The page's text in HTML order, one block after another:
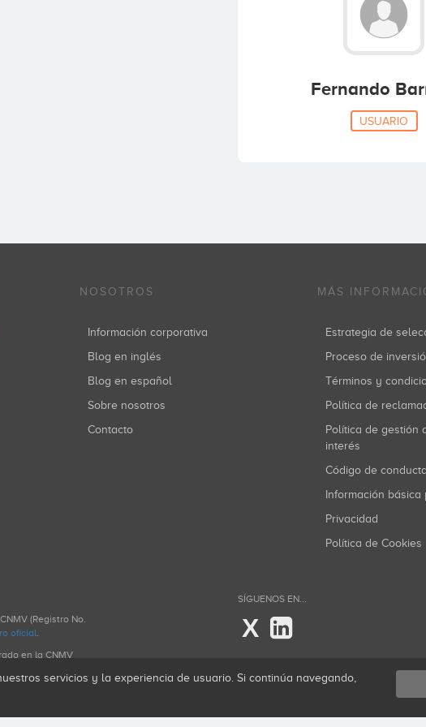
Fernando
USUARIO
NOSOTROS
Información corporativa
Blog en inglés
Blog en español
Sobre nosotros
Contacto
MÁS
Estrategia de
Proceso de
Términos y
Política de
Política de gestión de conflictos de
interés
Código de conducta
Información
Privacidad
Política de Cookies
(Registro No.
oficial.
en la CNMV
SÍGUENOS EN...
X
servicios y la experiencia de usuario. Si continúa navegando,